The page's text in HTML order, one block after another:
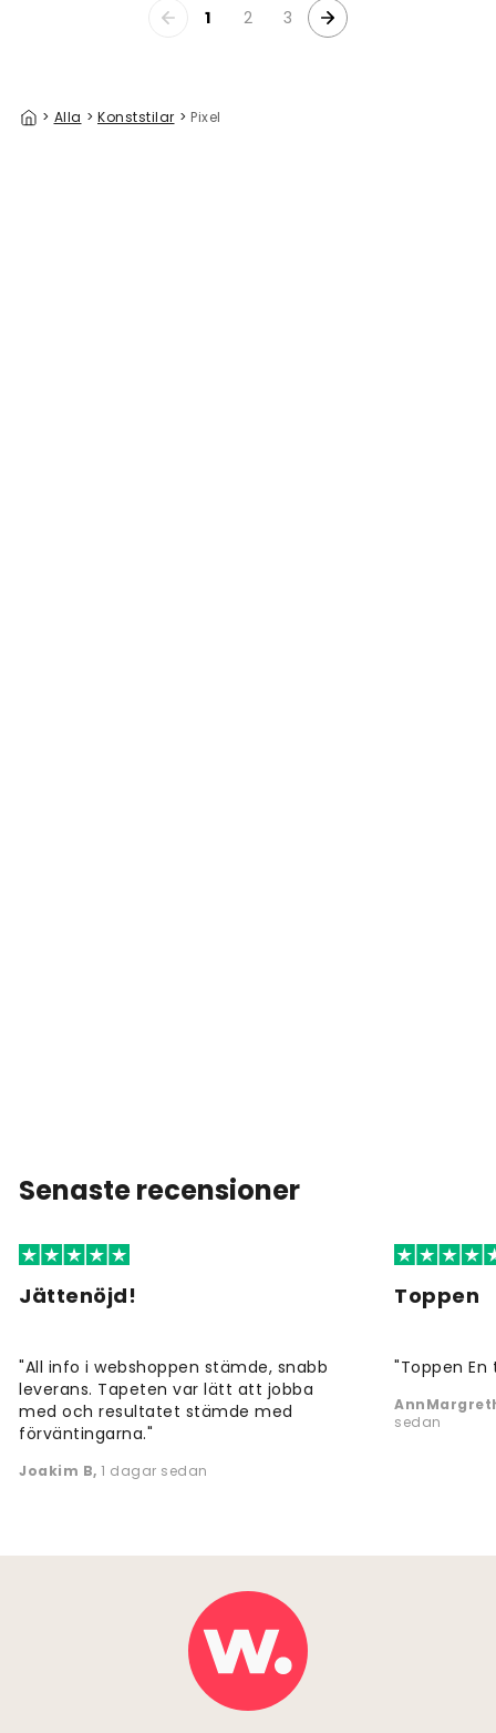
1 2 3
> Alla > Konststilar > Pixel
Senaste recensioner
Jättenöjd!
"All info i webshoppen stämde, snabb
leverans. Tapeten var lätt att jobba
med och resultatet stämde med
förväntingarna."
Joakim B, 1 dagar sedan
Toppen
"Toppen
sedan